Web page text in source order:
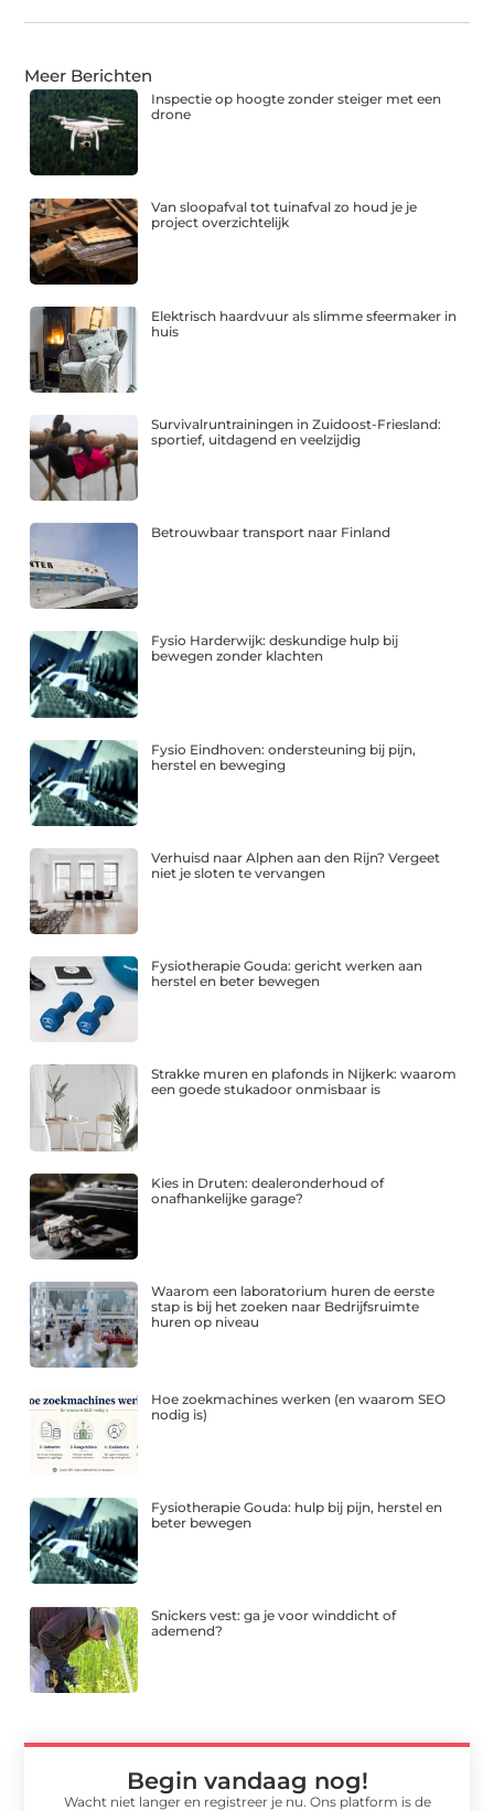
Meer Berichten
Inspectie op hoogte zonder steiger met een
drone
Van sloopafval tot tuinafval zo houd je je
project overzichtelijk
Elektrisch haardvuur als slimme sfeermaker in
huis
Survivalruntrainingen in Zuidoost-Friesland:
sportief, uitdagend en veelzijdig
Betrouwbaar transport naar Finland
Fysio Harderwijk: deskundige hulp bij
bewegen zonder klachten
Fysio Eindhoven: ondersteuning bij pijn,
herstel en beweging
Verhuisd naar Alphen aan den Rijn? Vergeet
niet je sloten te vervangen
Fysiotherapie Gouda: gericht werken aan
herstel en beter bewegen
Strakke muren en plafonds in Nijkerk: waarom
een goede stukadoor onmisbaar is
Kies in Druten: dealeronderhoud of
onafhankelijke garage?
Waarom een laboratorium huren de eerste
stap is bij het zoeken naar Bedrijfsruimte
huren op niveau
Hoe zoekmachines werken (en waarom SEO
nodig is)
Fysiotherapie Gouda: hulp bij pijn, herstel en
beter bewegen
Snickers vest: ga je voor winddicht of
ademend?
Begin vandaag nog!
Wacht niet langer en registreer je nu. Ons platform is de